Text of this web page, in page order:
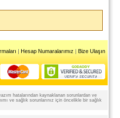
| Hesap Numaralarımız | Bize Ulaşın
hatalarından kaynaklanan sorunlardan ve
ve sağlık sorunlarınız için öncelikle bir sağlık